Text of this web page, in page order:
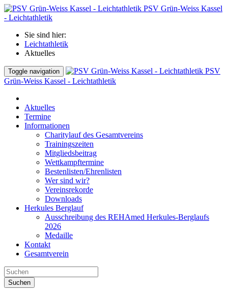
PSV Grün-Weiss Kassel
- Leichtathletik
Sie sind hier:
Leichtathletik
Aktuelles
Toggle navigation
PSV
Grün-Weiss Kassel - Leichtathletik
Aktuelles
Termine
Informationen
Charitylauf des Gesamtvereins
Trainingszeiten
Mitgliedsbeitrag
Wettkampftermine
Bestenlisten/Ehrenlisten
Wer sind wir?
Vereinsrekorde
Downloads
Herkules Berglauf
Ausschreibung des REHAmed Herkules-Berglaufs
2026
Medaille
Kontakt
Gesamtverein
Suchen